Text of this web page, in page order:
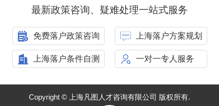
最新政策咨询、疑难处理一站式服务
免费落户政策咨询 上海落户方案规划
上海落户条件自测 一对一专人服务
Copyright © 上海凡图人才咨询有限公司 版权所有.